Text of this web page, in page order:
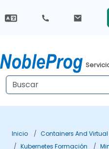
Inicio
Containers And
Kubernetes Formación